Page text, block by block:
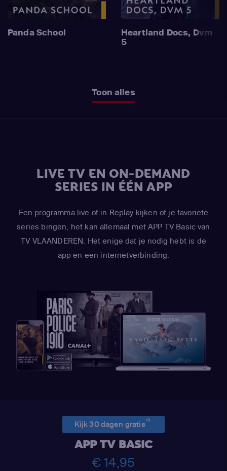
Panda School
Heartland Docs, Dvm
5
Toon alles
LIVE TV EN ON-DEMAND
SERIES IN ÉÉN APP
Een programma live of in Replay kijken of je favoriete
series bingen, het kan allemaal met APP TV Basic van
TV VLAANDEREN. Het enige dat je nodig hebt is de
app en een internetverbinding.
Kijk 30 dagen gratis(1)
APP TV BASIC
€ 14,95